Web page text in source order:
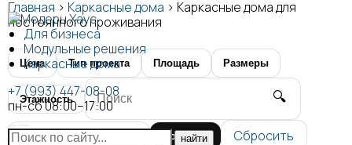
Для бизнеса
Модульные решения
Каркасные дома
+7 (993) 447-08-08
пн-сб 08:00–17:00
Главная > Каркасные дома > Каркасные дома для
постоянного проживания
Цена Тип проекта Площадь Размеры
Этажность 🔍
Показать Сбросить